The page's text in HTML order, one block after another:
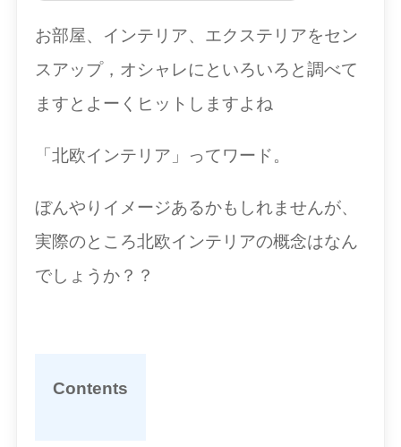
お部屋、インテリア、エクステリアをセン
スアップ，オシャレにといろいろと調べて
ますとよーくヒットしますよね
「北欧インテリア」ってワード。
ぼんやりイメージあるかもしれませんが、
実際のところ北欧インテリアの概念はなん
でしょうか？？
Contents